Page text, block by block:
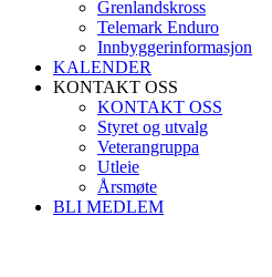
Grenlandskross
Telemark Enduro
Innbyggerinformasjon
KALENDER
KONTAKT OSS
KONTAKT OSS
Styret og utvalg
Veterangruppa
Utleie
Årsmøte
BLI MEDLEM